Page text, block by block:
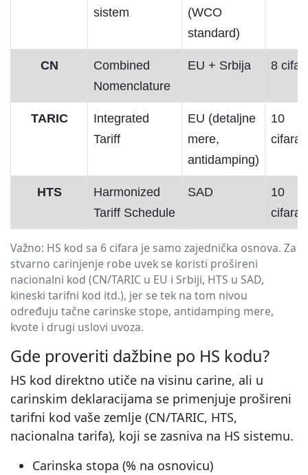
sistem
(WCO
standard)
CN
Combined
Nomenclature
EU + Srbija 8
TARIC
Integrated
Tariff
EU (detaljne
mere,
antidamping)
10
cifara
HTS
Harmonized
Tariff Schedule
SAD
10
cifara
Važno: HS kod sa 6 cifara je samo zajednička osnova. Za
stvarno carinjenje robe uvek se koristi prošireni
nacionalni kod (CN/TARIC u EU i Srbiji, HTS u SAD,
kineski tarifni kod itd.), jer se tek na tom nivou
određuju tačne carinske stope, antidamping mere,
kvote i drugi uslovi uvoza.
Gde proveriti dažbine po HS kodu?
HS kod direktno utiče na visinu carine, ali u
carinskim deklaracijama se primenjuje prošireni
tarifni kod vaše zemlje (CN/TARIC, HTS,
nacionalna tarifa), koji se zasniva na HS sistemu.
Carinska stopa (% na osnovicu)